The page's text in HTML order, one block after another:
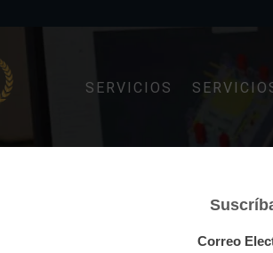
SERVICIOS
DISEÑO E